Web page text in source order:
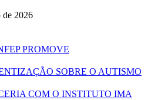
de 2026
PROMOVE
SOBRE O AUTISMO
COM O INSTITUTO IMA